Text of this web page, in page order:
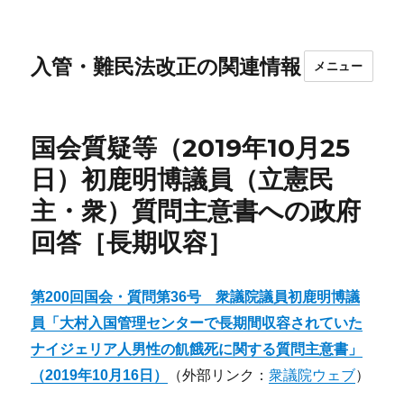
入管・難民法改正の関連情報 メニュー
国会質疑等（2019年10月25
日）初鹿明博議員（立憲民
主・衆）質問主意書への政府
回答［長期収容］
第200回国会・質問第36号衆議院議員初鹿明博議
員「 大村入国管理センターで長期間収容されていた
ナイジェリア人男性の飢餓死に関する質問主意書 」
（2019年10月 16 日） （外部リンク：衆議院ウェブ）